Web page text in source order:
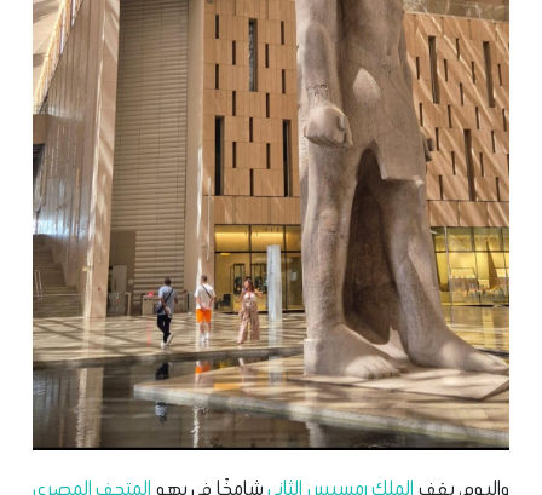
واليوم، يقف الملك رمسيس الثانيشامخًا في بهو المتحف المصري